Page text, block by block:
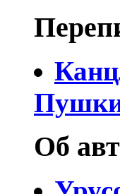
Об